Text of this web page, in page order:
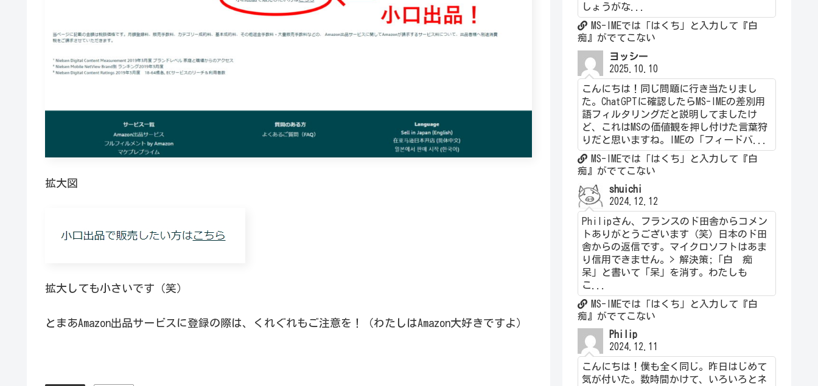
拡大図
拡大しても小さいです（笑）
とまあAmazon出品サービスに登録の際は、くれぐれもご注意を！（わたしはAmazon大好きですよ）
しょうがな...
MS-IMEでは「はくち」と入力して『白
痴』がでてこない
ヨッシー
2025.10.10
こんにちは！同じ問題に行き当たりまし
た。ChatGPTに確認したらMS-IMEの差別用
語フィルタリングだと説明してましたけ
ど、これはMSの価値観を押し付けた言葉狩
りだと思いますね。IMEの「フィードバ...
MS-IMEでは「はくち」と入力して『白
痴』がでてこない
shuichi
2024.12.12
Philipさん、フランスのド田舎からコメン
トありがとうございます（笑）日本のド田
舎からの返信です。マイクロソフトはあま
り信用できません。> 解決策;「白 痴
呆」と書いて「呆」を消す。わたしも
こ...
MS-IMEでは「はくち」と入力して『白
痴』がでてこない
Philip
2024.12.11
こんにちは！僕も全く同じ。昨日はじめて
気が付いた。数時間かけて、いろいろとネ